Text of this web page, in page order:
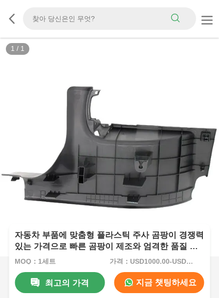
1 / 1
자동차 부품에 맞춤형 플라스틱 주사 곰팡이 경쟁력
있는 가격으로 빠른 곰팡이 제조와 엄격한 품질 통
제
MOQ：1세트 가격：USD1000.00-USD5000.00
최고의 가격 지금 챗팅하세요